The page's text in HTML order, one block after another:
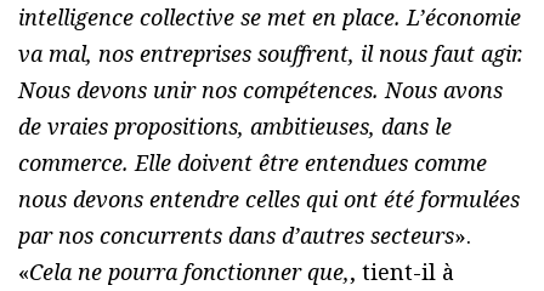
intelligence collective se met en place. L’économie
va mal, nos entreprises souffrent, il nous faut agir.
Nous devons unir nos compétences. Nous avons
de vraies propositions, ambitieuses, dans le
commerce. Elle doivent être entendues comme
nous devons entendre celles qui ont été formulées
par nos concurrents dans d’autres secteurs».
«Cela ne pourra fonctionner que,, tient-il à